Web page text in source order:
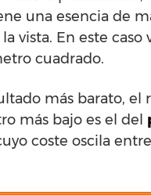
una esencia de
vista. En este caso
cuadrado.
más barato, el
más bajo es el del
coste oscila